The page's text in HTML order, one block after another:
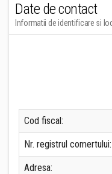
Date de contact
Informatii de identificare si
Cod fiscal:
Nr. registrul comertului:
Adresa: